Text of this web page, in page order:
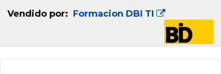
Vendido por: Formacion DBI TI